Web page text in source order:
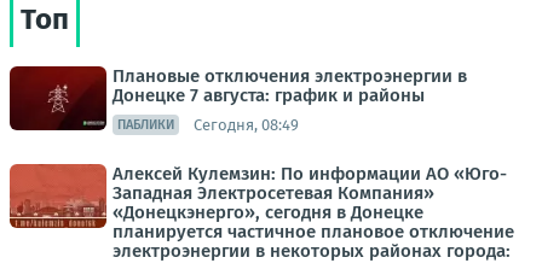
Топ
Плановые отключения электроэнергии в
Донецке 7 августа: график и районы
ПАБЛИКИ Сегодня, 08:49
Алексей Кулемзин: По информации АО «Юго-
Западная Электросетевая Компания»
«Донецкэнерго», сегодня в Донецке
планируется частичное плановое отключение
электроэнергии в некоторых районах города: